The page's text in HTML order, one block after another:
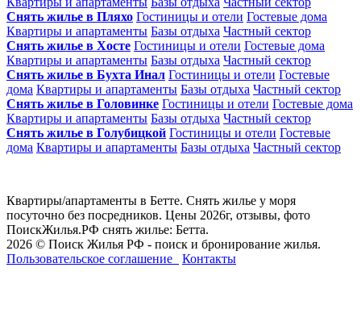
Снять жилье в Пляхо Гостиницы и отели Гостевые дома
Квартиры и апартаменты Базы отдыха Частный сектор
Снять жилье в Хосте Гостиницы и отели Гостевые дома
Квартиры и апартаменты Базы отдыха Частный сектор
Снять жилье в Бухта Инал Гостиницы и отели Гостевые
дома Квартиры и апартаменты Базы отдыха Частный сектор
Снять жилье в Головинке Гостиницы и отели Гостевые дома
Квартиры и апартаменты Базы отдыха Частный сектор
Снять жилье в Голубицкой Гостиницы и отели Гостевые
дома Квартиры и апартаменты Базы отдыха Частный сектор
Квартиры/апартаменты в Бетте. Снять жилье у моря
посуточно без посредников. Цены 2026г, отзывы, фото
ПоискЖилья.РФ снять жилье: Бетта.
2026 © Поиск Жилья РФ - поиск и бронирование жилья.
Пользовательское соглашение
Контакты